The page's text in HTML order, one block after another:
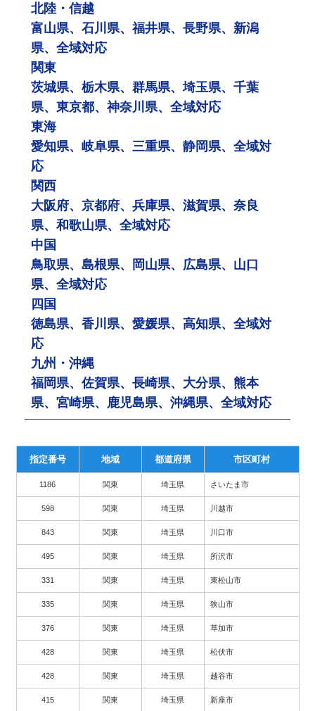
北陸・信越
富山県、石川県、福井県、長野県、新潟
県、全域対応
関東
茨城県、栃木県、群馬県、埼玉県、千葉
県、東京都、神奈川県、全域対応
東海
愛知県、岐阜県、三重県、静岡県、全域対
応
関西
大阪府、京都府、兵庫県、滋賀県、奈良
県、和歌山県、全域対応
中国
鳥取県、島根県、岡山県、広島県、山口
県、全域対応
四国
徳島県、香川県、愛媛県、高知県、全域対
応
九州・沖縄
福岡県、佐賀県、長崎県、大分県、熊本
県、宮崎県、鹿児島県、沖縄県、全域対応
指定番号 地域 都道府県 市区町村
1186 関東 埼玉県 さいたま市
598 関東 埼玉県 川越市
843 関東 埼玉県 川口市
495 関東 埼玉県 所沢市
331 関東 埼玉県 東松山市
335 関東 埼玉県 狭山市
376 関東 埼玉県 草加市
428 関東 埼玉県 松伏市
428 関東 埼玉県 越谷市
415 関東 埼玉県 新座市